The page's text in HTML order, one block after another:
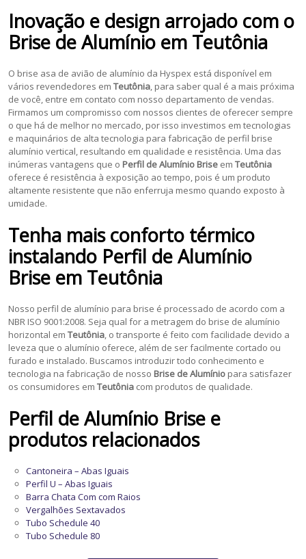
Inovação e design arrojado com o
Brise de Alumínio em Teutônia
O brise asa de avião de alumínio da Hyspex está disponível em
vários revendedores emTeutônia, para saber qual é a mais próxima
de você, entre em contato com nosso departamento de vendas.
Firmamos um compromisso com nossos clientes de oferecer sempre
o que há de melhor no mercado, por isso investimos em tecnologias
e maquinários de alta tecnologia para fabricação de perfil brise
alumínio vertical, resultando em qualidade e resistência. Uma das
inúmeras vantagens que o Perfil de Alumínio Brise emTeutônia
oferece é resistência à exposição ao tempo, pois é um produto
altamente resistente que não enferruja mesmo quando exposto à
umidade.
Tenha mais conforto térmico
instalando Perfil de Alumínio
Brise em Teutônia
Nosso perfil de alumínio para brise é processado de acordo com a
NBR ISO 9001:2008. Seja qual for a metragem do brise de alumínio
horizontal emTeutônia, o transporte é feito com facilidade devido a
leveza que o alumínio oferece, além de ser facilmente cortado ou
furado e instalado. Buscamos introduzir todo conhecimento e
tecnologia na fabricação de nosso Brise de Alumínio para satisfazer
os consumidores emTeutônia com produtos de qualidade.
Perfil de Alumínio Brise e
produtos relacionados
Cantoneira – Abas Iguais
Perfil U – Abas Iguais
Barra Chata Com com Raios
Vergalhões Sextavados
Tubo Schedule 40
Tubo Schedule 80